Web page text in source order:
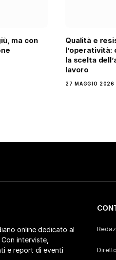
ma con
Qualità e
la scelta
lavoro
27 MAGGIO 2026
online dedicato al
interviste,
e report di eventi